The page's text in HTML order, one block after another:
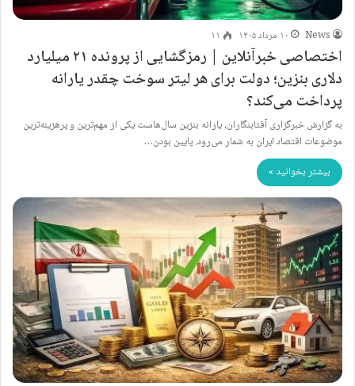
News ۱۰ مرداد ۱۴۰۵ ۱۱
اختصاصی خبرآنلاین | رمزگشایی از پرونده ۲۱ میلیارد
دلاری بنزین؛ دولت برای هر لیتر سوخت چقدر یارانه
پرداخت می‌کند؟
به گزارش خبرگزاری آفتابنگاران، یارانه بنزین سال‌هاست یکی از مهم‌ترین و پرهزینه‌ترین
موضوعات اقتصاد ایران به شمار می‌رود. پایین بودن…
بیشتر بخوانید »